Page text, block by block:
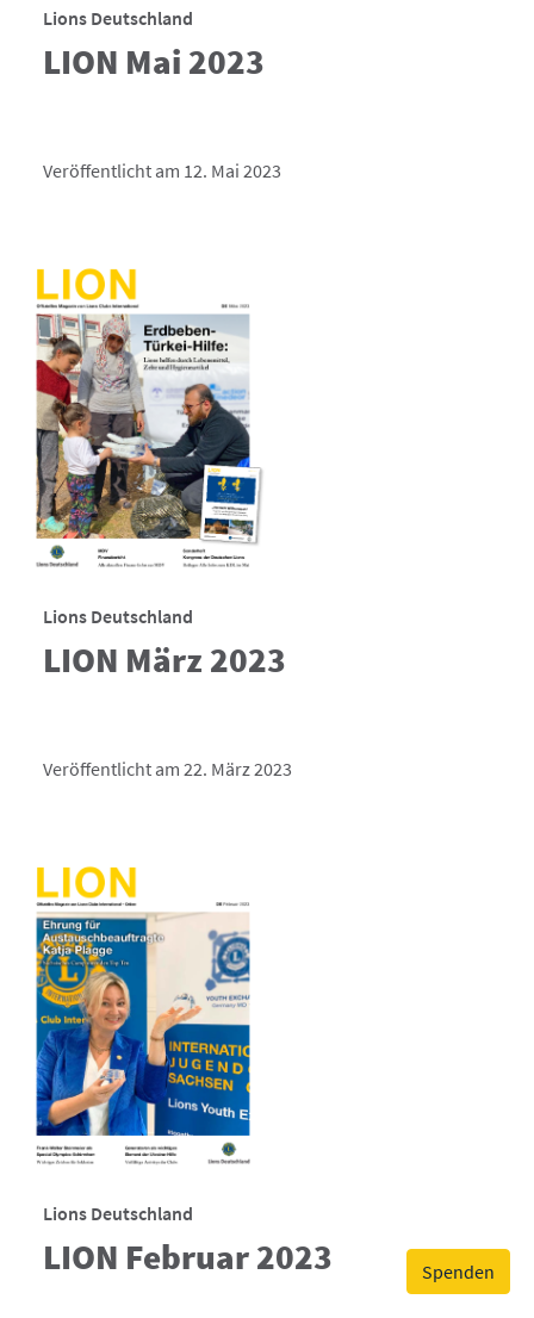
Spenden
Lions Deutschland
LION Mai 2023
Veröffentlicht am 12. Mai 2023
Lions Deutschland
LION März 2023
Veröffentlicht am 22. März 2023
Lions Deutschland
LION Februar 2023